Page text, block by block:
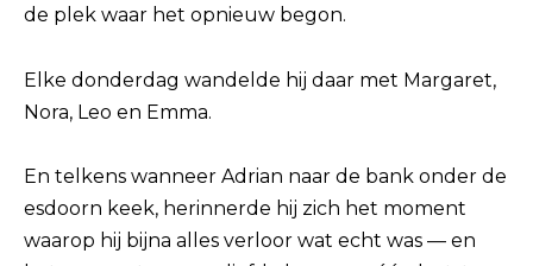
de plek waar het opnieuw begon.
Elke donderdag wandelde hij daar met Margaret,
Nora, Leo en Emma.
En telkens wanneer Adrian naar de bank onder de
esdoorn keek, herinnerde hij zich het moment
waarop hij bijna alles verloor wat echt was — en